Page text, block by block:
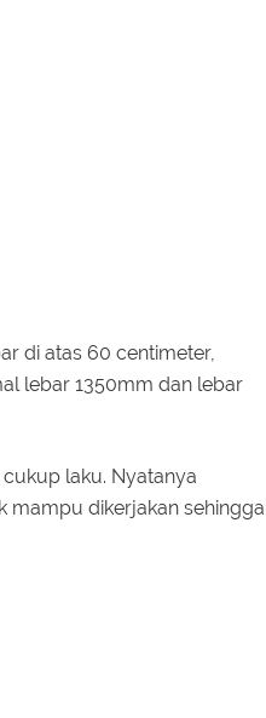
di atas 60 centimeter,
lebar 1350mm dan lebar
laku. Nyatanya
mampu dikerjakan sehingga